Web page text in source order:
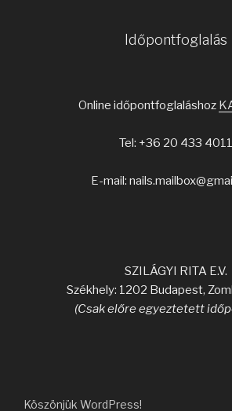
Időpontfoglalás
Online időpontfoglaláshoz
Tel: +36 20 433 4011
E-mail:
SZILÁGYI RITA E.V.
Székhely: 1202 Budapest,
(Csak előre egyeztetett
Köszönjük WordPress!